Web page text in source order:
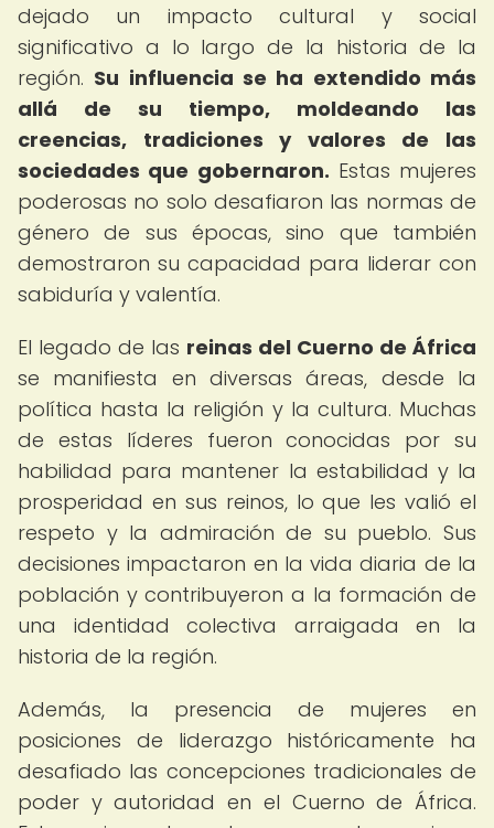
dejado un impacto cultural y social
significativo a lo largo de la historia de la
región. Su influencia se ha extendido más
allá de su tiempo, moldeando las
creencias, tradiciones y valores de las
sociedades que gobernaron. Estas mujeres
poderosas no solo desafiaron las normas de
género de sus épocas, sino que también
demostraron su capacidad para liderar con
sabiduría y valentía.
El legado de las reinas del Cuerno de África
se manifiesta en diversas áreas, desde la
política hasta la religión y la cultura. Muchas
de estas líderes fueron conocidas por su
habilidad para mantener la estabilidad y la
prosperidad en sus reinos, lo que les valió el
respeto y la admiración de su pueblo. Sus
decisiones impactaron en la vida diaria de la
población y contribuyeron a la formación de
una identidad colectiva arraigada en la
historia de la región.
Además, la presencia de mujeres en
posiciones de liderazgo históricamente ha
desafiado las concepciones tradicionales de
poder y autoridad en el Cuerno de África.